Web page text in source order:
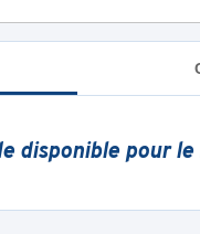
disponible pour